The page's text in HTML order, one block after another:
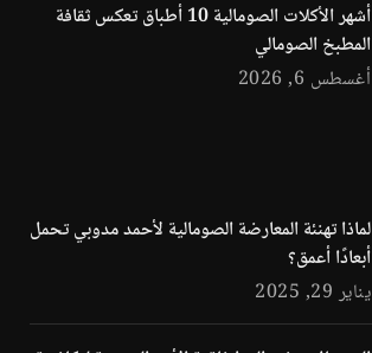
أشهر الأكلات الصومالية 10 أطباق تعكس ثقافة
المطبخ الصومالي
أغسطس 6, 2026
لماذا تهنئة المعارضة الصومالية لأحمد مدوبي تحمل
أبعادًا أعمق؟
يناير 29, 2025